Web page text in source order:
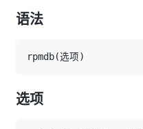
语法
rpmdb(选项)
选项